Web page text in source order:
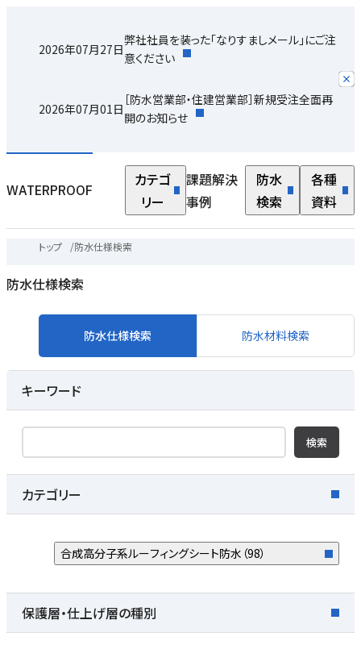
2026年07月27日
弊社社員を装った「なりすましメール」にご注
意ください
2026年07月01日
［防水営業部・住建営業部］新規受注全面再
開のお知らせ
WATERPROOF
カテゴ
リー
課題解決
事例
防水
検索
各種
資料
トップ /防水仕様検索
防水仕様検索
防水仕様検索 防水材料検索
キーワード
検索
カテゴリー
合成高分子系ルーフィングシート防水 （98）
保護層・仕上げ層の種別